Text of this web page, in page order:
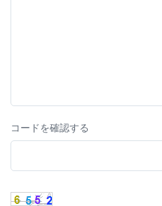
コードを確認する